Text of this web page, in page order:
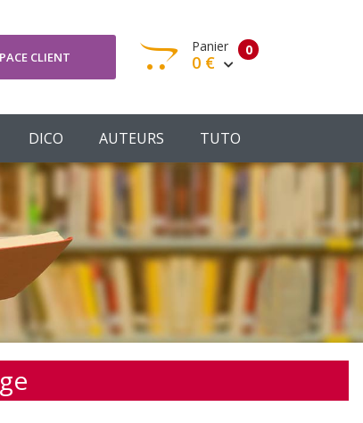
CLIENT 0
Panier
0 €
panier est vide
Panier Commander
DICO AUTEURS TUTO